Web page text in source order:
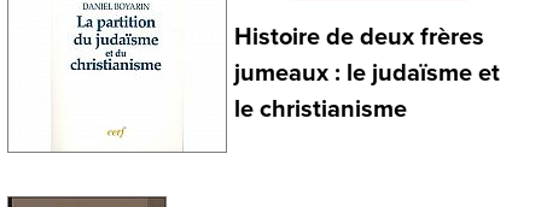
Histoire de deux frères
jumeaux : le judaïsme et
le christianisme